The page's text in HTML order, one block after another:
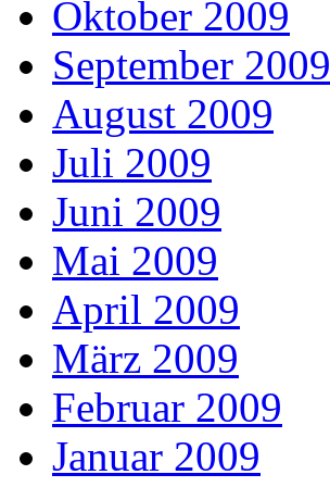
Oktober 2009
September 2009
August 2009
Juli 2009
Juni 2009
Mai 2009
April 2009
März 2009
Februar 2009
Januar 2009